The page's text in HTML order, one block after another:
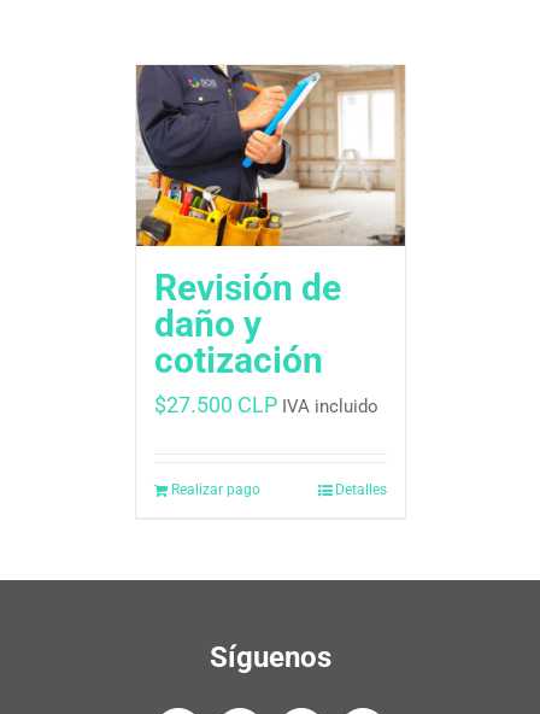
Revisión de
daño y
cotización
$27.500 CLP IVA incluido
Realizar pago Detalles
Síguenos